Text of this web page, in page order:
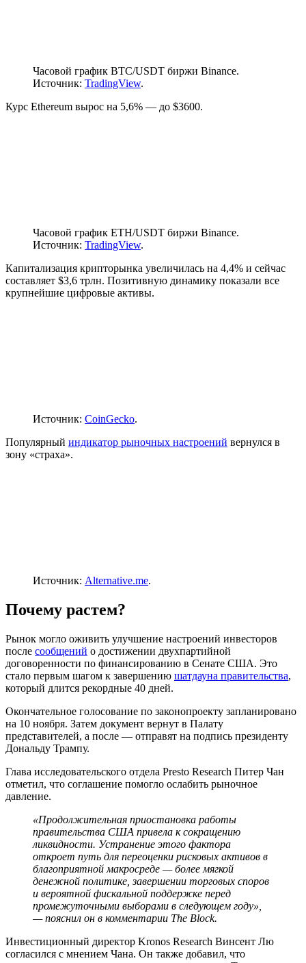
Часовой график BTC/USDT биржи Binance.
Источник: TradingView.
Курс Ethereum вырос на 5,6% — до $3600.
Часовой график ETH/USDT биржи Binance.
Источник: TradingView.
Капитализация крипторынка увеличилась на 4,4% и сейчас
составляет $3,6 трлн. Позитивную динамику показали все
крупнейшие цифровые активы.
Источник: CoinGecko.
Популярный индикатор рыночных настроений вернулся в
зону «страха».
Источник: Alternative.me.
Почему растем?
Рынок могло оживить улучшение настроений инвесторов
после сообщений о достижении двухпартийной
договоренности по финансированию в Сенате США. Это
стало первым шагом к завершению шатдауна правительства,
который длится рекордные 40 дней.
Окончательное голосование по законопроекту запланировано
на 10 ноября. Затем документ вернут в Палату
представителей, а после — отправят на подпись президенту
Дональду Трампу.
Глава исследовательского отдела Presto Research Питер Чан
отметил, что соглашение помогло ослабить рыночное
давление.
«Продолжительная приостановка работы
правительства США привела к сокращению
ликвидности. Устранение этого фактора
откроет путь для переоценки рисковых активов в
благоприятной макросреде — более мягкой
денежной политике, завершении торговых споров
и вероятной фискальной поддержке перед
промежуточными выборами в следующем году»,
— пояснил он в комментарии The Block.
Инвестиционный директор Kronos Research Винсент Лю
согласился с мнением Чана. Он также добавил, что